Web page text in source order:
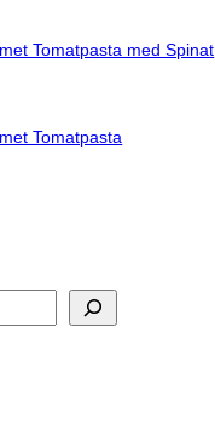
Tomatpasta med Spinat
Tomatpasta